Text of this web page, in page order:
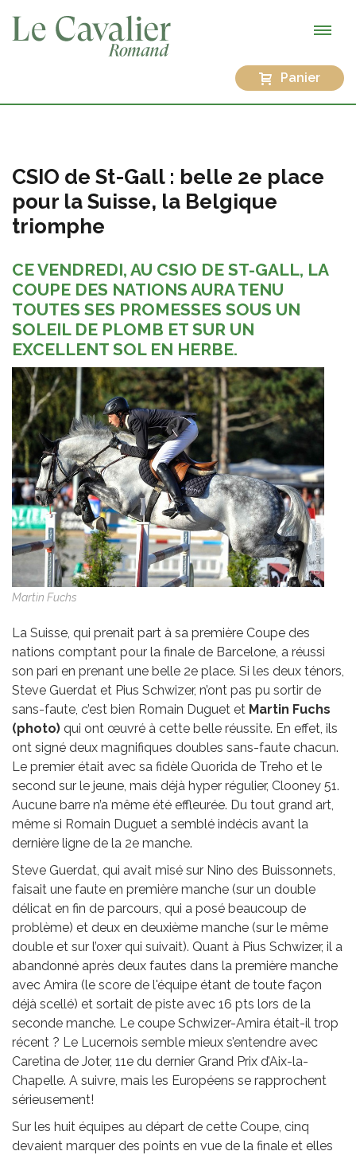
Panier
CSIO de St-Gall : belle 2e place
pour la Suisse, la Belgique
triomphe
CE VENDREDI, AU CSIO DE ST-GALL, LA
COUPE DES NATIONS AURA TENU
TOUTES SES PROMESSES SOUS UN
SOLEIL DE PLOMB ET SUR UN
EXCELLENT SOL EN HERBE.
Martin Fuchs
La Suisse, qui prenait part à sa première Coupe des
nations comptant pour la finale de Barcelone, a réussi
son pari en prenant une belle 2e place. Si les deux ténors,
Steve Guerdat et Pius Schwizer, n’ont pas pu sortir de
sans-faute, c’est bien Romain Duguet et Martin Fuchs
(photo) qui ont œuvré à cette belle réussite. En effet, ils
ont signé deux magnifiques doubles sans-faute chacun.
Le premier était avec sa fidèle Quorida de Treho et le
second sur le jeune, mais déjà hyper régulier, Clooney 51.
Aucune barre n’a même été effleurée. Du tout grand art,
même si Romain Duguet a semblé indécis avant la
dernière ligne de la 2e manche.
Steve Guerdat, qui avait misé sur Nino des Buissonnets,
faisait une faute en première manche (sur un double
délicat en fin de parcours, qui a posé beaucoup de
problème) et deux en deuxième manche (sur le même
double et sur l’oxer qui suivait). Quant à Pius Schwizer, il a
abandonné après deux fautes dans la première manche
avec Amira (le score de l'équipe étant de toute façon
déjà scellé) et sortait de piste avec 16 pts lors de la
seconde manche. Le coupe Schwizer-Amira était-il trop
récent ? Le Lucernois semble mieux s’entendre avec
Caretina de Joter, 11e du dernier Grand Prix d’Aix-la-
Chapelle. A suivre, mais les Européens se rapprochent
sérieusement!
Sur les huit équipes au départ de cette Coupe, cinq
devaient marquer des points en vue de la finale et elles